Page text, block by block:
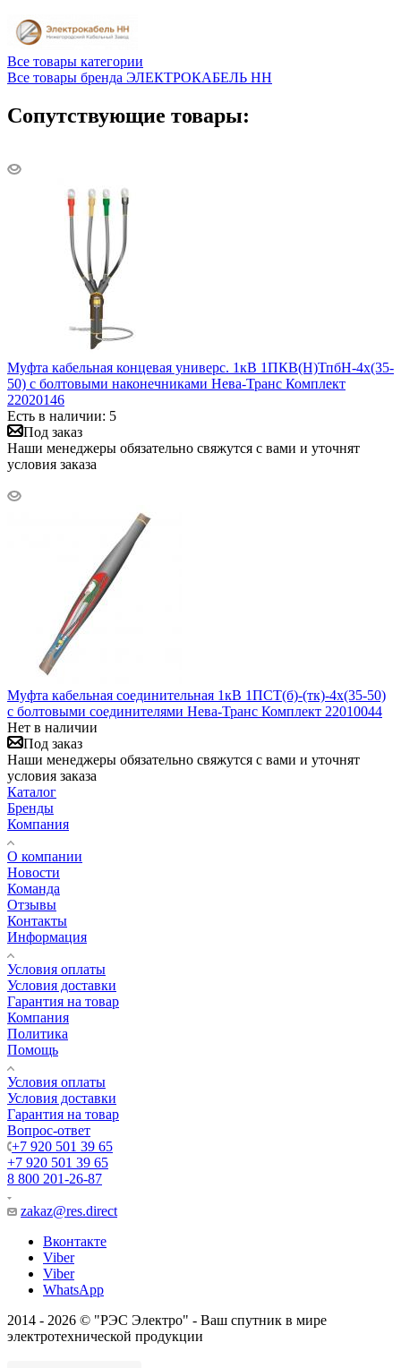
Все товары категории
Все товары бренда ЭЛЕКТРОКАБЕЛЬ НН
Сопутствующие товары:
Муфта кабельная концевая универс. 1кВ 1ПКВ(Н)ТпбН-4х(35-
50) с болтовыми наконечниками Нева-Транс Комплект
22020146
Есть в наличии: 5
Под заказ
Наши менеджеры обязательно свяжутся с вами и уточнят
условия заказа
Муфта кабельная соединительная 1кВ 1ПСТ(б)-(тк)-4х(35-50)
с болтовыми соединителями Нева-Транс Комплект 22010044
Нет в наличии
Под заказ
Наши менеджеры обязательно свяжутся с вами и уточнят
условия заказа
Каталог
Бренды
Компания
О компании
Новости
Команда
Отзывы
Контакты
Информация
Условия оплаты
Условия доставки
Гарантия на товар
Компания
Политика
Помощь
Условия оплаты
Условия доставки
Гарантия на товар
Вопрос-ответ
+7 920 501 39 65
+7 920 501 39 65
8 800 201-26-87
zakaz@res.direct
Вконтакте
Viber
Viber
WhatsApp
2014 - 2026 © "РЭС Электро" - Ваш спутник в мире
электротехнической продукции